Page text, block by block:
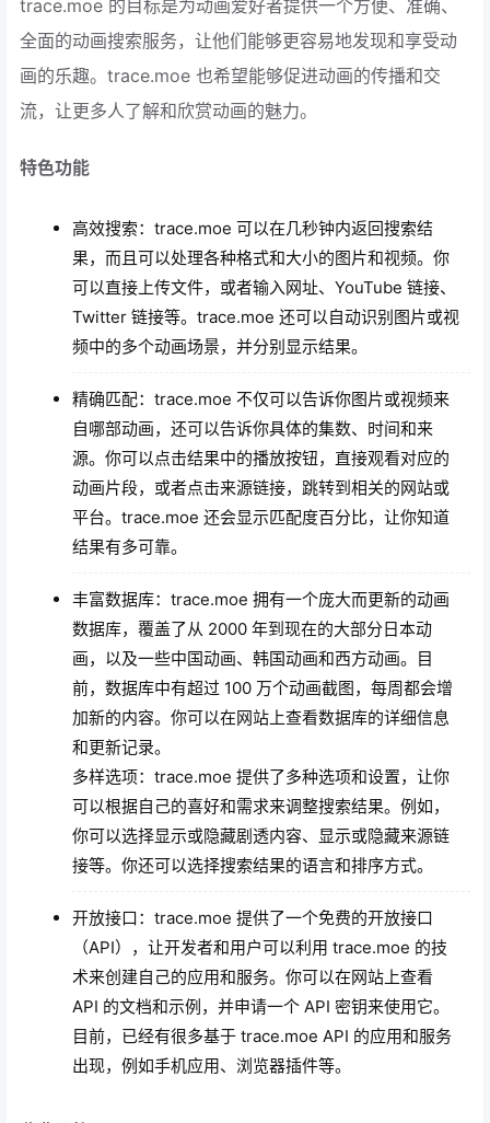
trace.moe 的目标是为动画爱好者提供一个方便、准确、
全面的动画搜索服务，让他们能够更容易地发现和享受动
画的乐趣。trace.moe 也希望能够促进动画的传播和交
流，让更多人了解和欣赏动画的魅力。
特色功能
高效搜索：trace.moe 可以在几秒钟内返回搜索结
果，而且可以处理各种格式和大小的图片和视频。你
可以直接上传文件，或者输入网址、YouTube 链接、
Twitter 链接等。trace.moe 还可以自动识别图片或视
频中的多个动画场景，并分别显示结果。
精确匹配：trace.moe 不仅可以告诉你图片或视频来
自哪部动画，还可以告诉你具体的集数、时间和来
源。你可以点击结果中的播放按钮，直接观看对应的
动画片段，或者点击来源链接，跳转到相关的网站或
平台。trace.moe 还会显示匹配度百分比，让你知道
结果有多可靠。
丰富数据库：trace.moe 拥有一个庞大而更新的动画
数据库，覆盖了从 2000 年到现在的大部分日本动
画，以及一些中国动画、韩国动画和西方动画。目
前，数据库中有超过 100 万个动画截图，每周都会增
加新的内容。你可以在网站上查看数据库的详细信息
和更新记录。
多样选项：trace.moe 提供了多种选项和设置，让你
可以根据自己的喜好和需求来调整搜索结果。例如，
你可以选择显示或隐藏剧透内容、显示或隐藏来源链
接等。你还可以选择搜索结果的语言和排序方式。
开放接口：trace.moe 提供了一个免费的开放接口
（API），让开发者和用户可以利用 trace.moe 的技
术来创建自己的应用和服务。你可以在网站上查看
API 的文档和示例，并申请一个 API 密钥来使用它。
目前，已经有很多基于 trace.moe API 的应用和服务
出现，例如手机应用、浏览器插件等。